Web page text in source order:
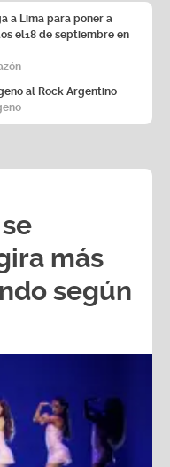
a Lima para poner a
el18 de septiembre en
al Rock Argentino
más
según